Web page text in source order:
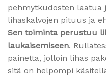
pehmytkudosten laatua
lihaskalvojen pituus ja
Sen toiminta perustuu
laukaisemiseen.
painetta, jolloin lihas
sitä on helpompi